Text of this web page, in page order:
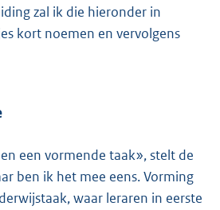
zal ik die hieronder in
kort noemen en vervolgens
een vormende taak», stelt de
ben ik het mee eens. Vorming
waar leraren in eerste